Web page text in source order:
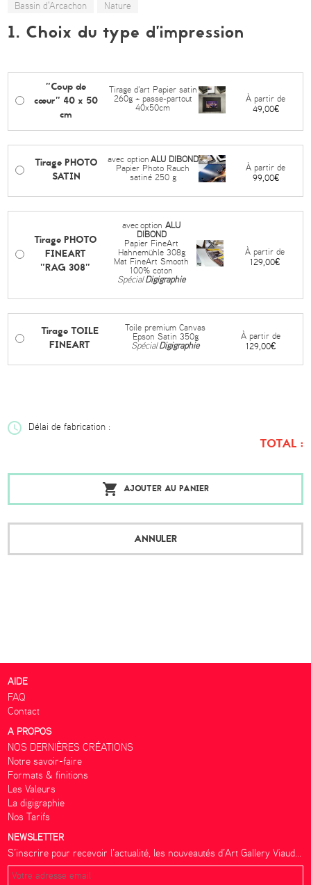
Bassin d'Arcachon
Nature
1. Choix du type d’impression
"Coup de
cœur" 40 x 50
cm
Tirage d'art Papier satin
260g + passe-partout
40x50cm
À partir de
49,00€
Tirage PHOTO
SATIN
avec option ALU DIBOND
Papier Photo Rauch
satiné 250 g
À partir de
99,00€
Tirage PHOTO
FINEART
"RAG 308"
avecoptionALU
DIBOND
Papier FineArt
Hahnemühle 308g
Mat FineArt Smooth
100% coton
SpécialDigigraphie
À partir de
129,00€
Tirage TOILE
FINEART
Toile premium Canvas
Epson Satin 350g
SpécialDigigraphie
À partir de
129,00€
Délai de fabrication :
TOTAL :
ANNULER
AJOUTER AU PANIER
AIDE
FAQ
Contact
A PROPOS
NOS DERNIÈRES CRÉATIONS
Notre savoir-faire
Formats & finitions
Les Valeurs
La digigraphie
Nos Tarifs
NEWSLETTER
S’inscrire pour recevoir l’actualité, les nouveautés d’Art Gallery Viaud...